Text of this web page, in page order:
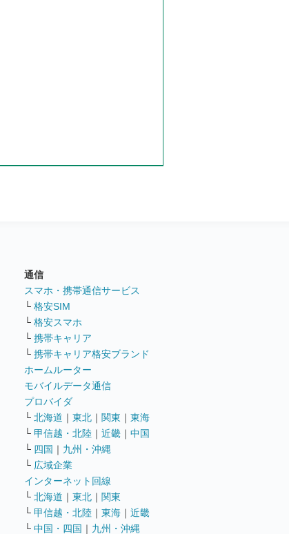
通信
スマホ・携帯通信サービス
└ 格安SIM
└ 格安スマホ
└ 携帯キャリア
└ 携帯キャリア格安ブランド
ホームルーター
モバイルデータ通信
プロバイダ
└ 北海道 ｜ 東北 ｜ 関東 ｜ 東海
└ 甲信越・北陸 ｜ 近畿 ｜ 中国
└ 四国 ｜ 九州・沖縄
└ 広域企業
インターネット回線
└ 北海道 ｜ 東北 ｜ 関東
└ 甲信越・北陸 ｜ 東海 ｜ 近畿
└ 中国・四国 ｜ 九州・沖縄